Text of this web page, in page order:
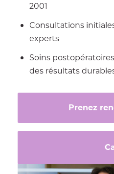
2001
Consultations
experts
Soins
des résultats
Prenez